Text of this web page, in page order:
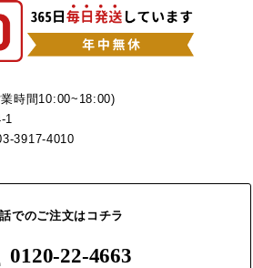
業時間10:00~18:00)
1
3917-4010
でのご注文はコチラ
0120-22-4663